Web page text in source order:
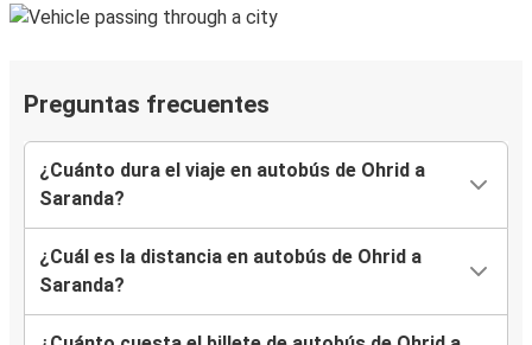
Preguntas frecuentes
¿Cuánto dura el viaje en autobús de Ohrid a
Saranda?
¿Cuál es la distancia en autobús de Ohrid a
Saranda?